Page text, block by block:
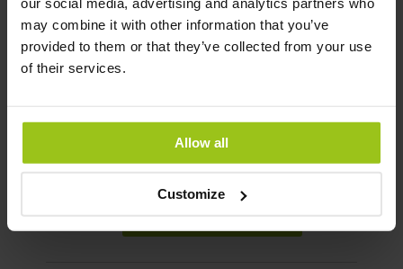
may combine it with other information that you’ve
provided to them or that they’ve collected from your use
of their services.
Allow all
Customize
Produtos Relacionados
21,99 €
Adicionar ao Carrinho